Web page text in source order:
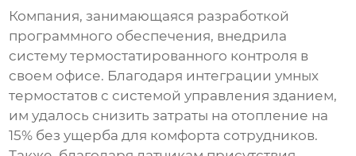
Компания, занимающаяся разработкой
программного обеспечения, внедрила
системутермостатированного контроля в
своем офисе. Благодаря интеграции умных
термостатов с системой управления зданием,
им удалось снизить затраты на отопление на
15% без ущерба для комфорта сотрудников.